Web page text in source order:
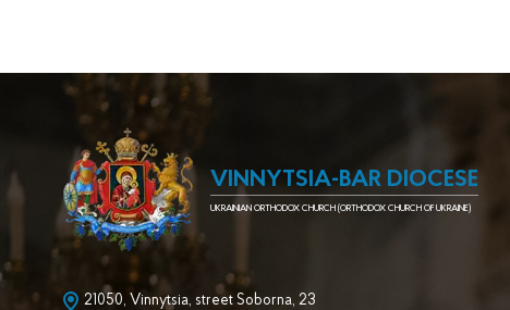
VINNYTSIA-BAR DIOCESE
UKRAINIAN ORTHODOX CHURCH (ORTHODOX CHURCH OF UKRAINE)
21050, Vinnytsia, street Soborna, 23